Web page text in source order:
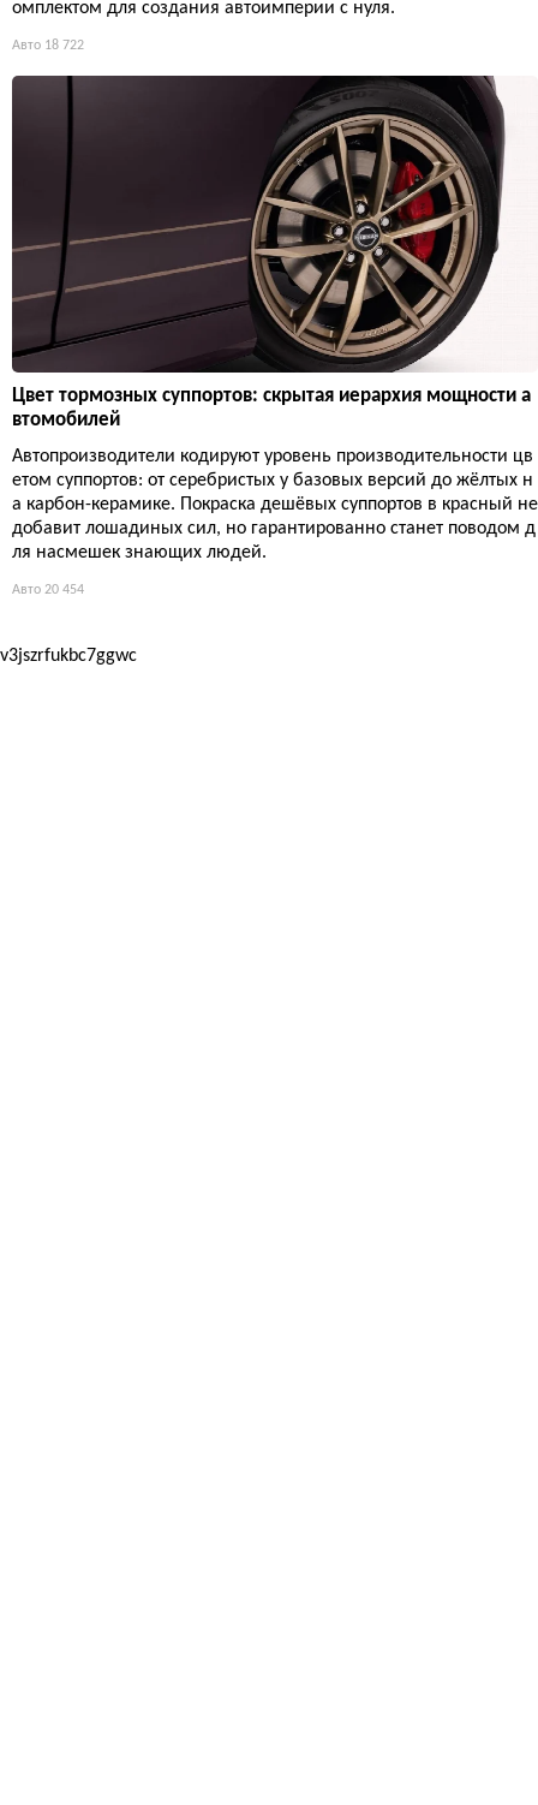
омплектом для создания автоимперии с нуля.
Авто 18 722
Цвет тормозных суппортов: скрытая иерархия мощности а
втомобилей
Автопроизводители кодируют уровень производительности цв
етом суппортов: от серебристых у базовых версий до жёлтых н
а карбон-керамике. Покраска дешёвых суппортов в красный не
добавит лошадиных сил, но гарантированно станет поводом д
ля насмешек знающих людей.
Авто 20 454
v3jszrfukbc7ggwc